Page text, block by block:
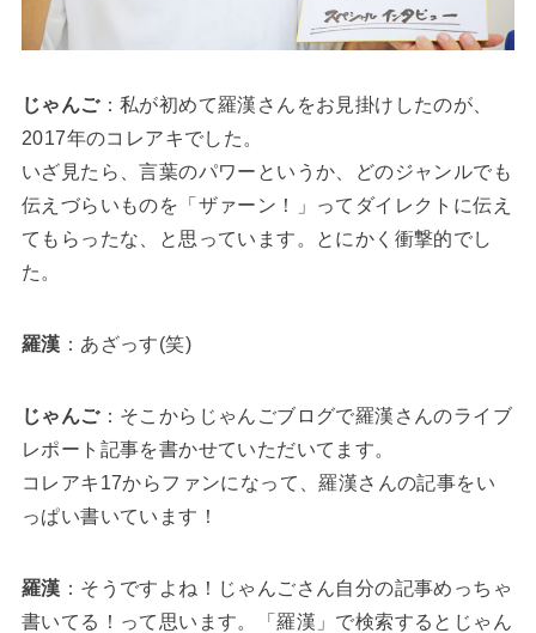
じゃんご：私が初めて羅漢さんをお見掛けしたのが、
2017年のコレアキでした。
いざ見たら、言葉のパワーというか、どのジャンルでも
伝えづらいものを「ザァーン！」ってダイレクトに伝え
てもらったな、と思っています。とにかく衝撃的でし
た。
羅漢 ：あざっす(笑)
じゃんご：そこからじゃんごブログで羅漢さんのライブ
レポート記事を書かせていただいてます。
コレアキ17からファンになって、羅漢さんの記事をい
っぱい書いています！
羅漢 ：そうですよね！じゃんごさん自分の記事めっちゃ
書いてる！って思います。「羅漢」で検索するとじゃん